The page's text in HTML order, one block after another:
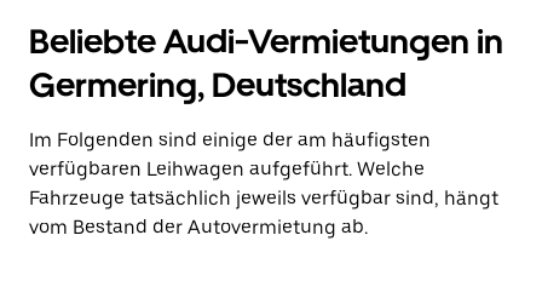
Beliebte Audi-Vermietungen in
Germering, Deutschland
Im Folgenden sind einige der am häufigsten
verfügbaren Leihwagen aufgeführt. Welche
Fahrzeuge tatsächlich jeweils verfügbar sind, hängt
vom Bestand der Autovermietung ab.